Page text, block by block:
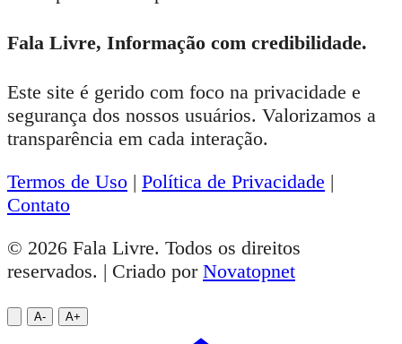
Fala Livre, Informação com credibilidade.
Este site é gerido com foco na privacidade e
segurança dos nossos usuários. Valorizamos a
transparência em cada interação.
Termos de Uso | Política de Privacidade |
Contato
© 2026 Fala Livre. Todos os direitos
reservados. | Criado por Novatopnet
A- A+